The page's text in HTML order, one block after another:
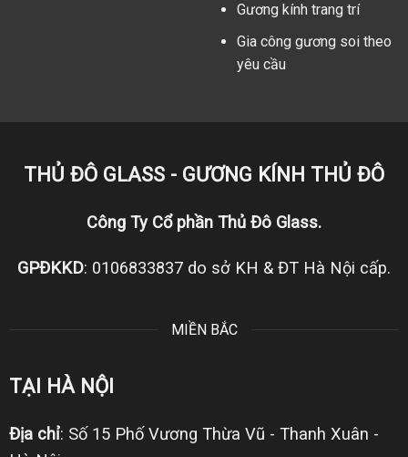
Gương kính trang trí
Gia công gương soi theo
yêu cầu
THỦ ĐÔ GLASS - GƯƠNG KÍNH THỦ ĐÔ
Công Ty Cổ phần Thủ Đô Glass.
GPĐKKD: 0106833837 do sở KH & ĐT Hà Nội cấp.
MIỀN BẮC
TẠI HÀ NỘI
Địa chỉ: Số 15 Phố Vương Thừa Vũ - Thanh Xuân -